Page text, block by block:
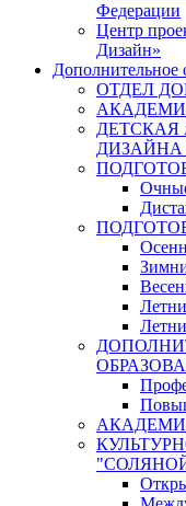
Федерации
Центр
Дизайн»
Дополнительное
ОТДЕЛ
ДЕТСКАЯ
ДИЗАЙНА